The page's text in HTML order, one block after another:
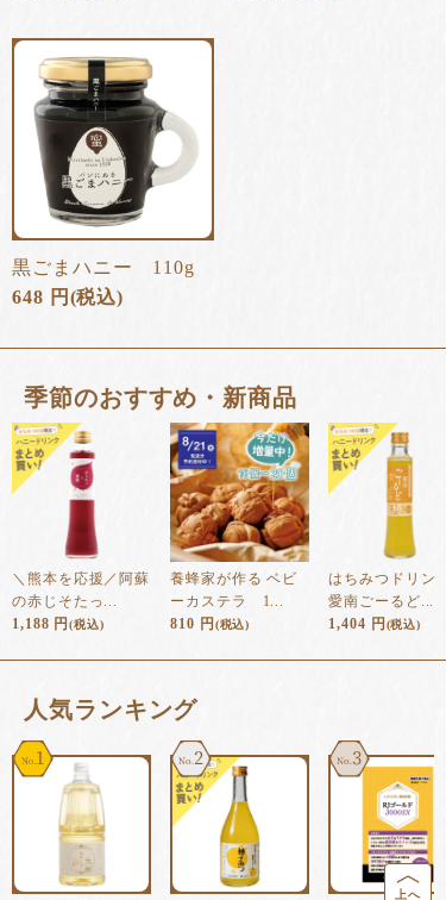
黒ごまハニー 110g
648 円 (税込)
季節のおすすめ・新商品
＼熊本を応援／阿蘇
の赤じそたっ...
1,188 円(税込)
養蜂家が作る ベビ
ーカステラ 1...
810 円 (税込)
はちみつドリン
愛南ごーるど...
1,404 円 (税込)
⼈気ランキング
上へ